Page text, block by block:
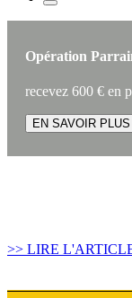
Opération
recevez 600 € en
EN SAVOIR PLUS
>> LIRE